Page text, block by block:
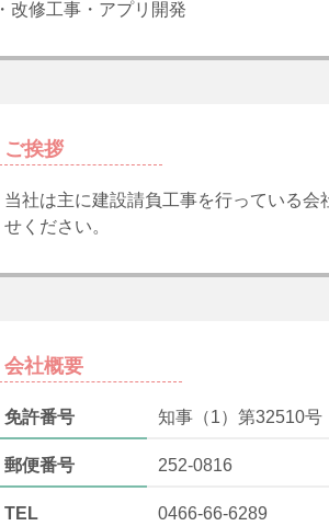
・改修工事・アプリ開発
ご挨拶
当社は主に建設請負工事を行っている
せください。
会社概要
免許番号 知事（1）第32510号
郵便番号 252-0816
TEL 0466-66-6289